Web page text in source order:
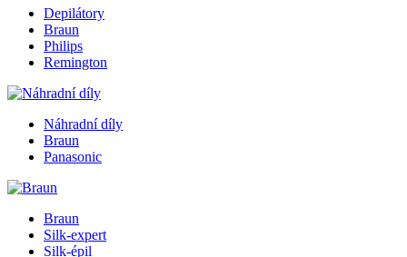
Depilátory
Braun
Philips
Remington
Náhradní díly
Braun
Panasonic
Braun
Silk-expert
Silk-épil